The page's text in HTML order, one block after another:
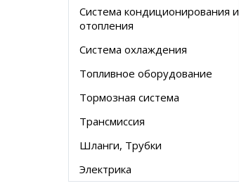
Система кондиционирования и
отопления
Система охлаждения
Топливное оборудование
Тормозная система
Трансмиссия
Шланги, Трубки
Электрика